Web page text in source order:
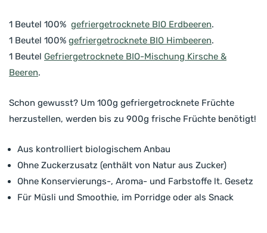
1 Beutel 100% gefriergetrocknete BIO Erdbeeren.
1 Beutel 100% gefriergetrocknete BIO Himbeeren.
1 Beutel Gefriergetrocknete BIO-Mischung Kirsche &
Beeren.
Schon gewusst? Um 100g gefriergetrocknete Früchte
herzustellen, werden bis zu 900g frische Früchte benötigt!
Aus kontrolliert biologischem Anbau
Ohne Zuckerzusatz (enthält von Natur aus Zucker)
Ohne Konservierungs-, Aroma- und Farbstoffe lt. Gesetz
Für Müsli und Smoothie, im Porridge oder als Snack